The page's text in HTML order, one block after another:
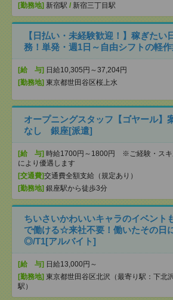
[勤務地] 新宿駅 / 新宿三丁目駅
【日払い・未経験歓迎！】稼ぎたい
務！単発・週1日～自由シフトの軽
[給 与] 日給10,305円～37,204円
[勤務地] 東京都世田谷区桜上水
オープニングスタッフ【ゴヤール
なし 銀座[派遣]
[給 与] 時給1700円～1800円 ※ご経験・ス
により優遇します
[交通費]交通費全額支給（規定あり）
[勤務地] 銀座駅から徒歩3分
ちいさいかわいいキャラのイベント
で働ける☆来社不要！働いたその日
◎/T1[アルバイト]
[給 与] 日給13,000円～
[勤務地] 東京都世田谷区北沢（最寄り駅：下北
駅）